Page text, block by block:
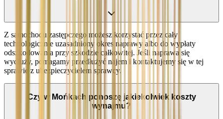
Z samochodu zastępczego możesz korzystać przez cały
technologicznie uzasadniony okres naprawy albo do wypłaty
odszkodowania przy szkodzie całkowitej. Jeśli naprawa się
wydłuży, pomagamy przedłużyć najem i kontaktujemy się w tej
sprawie z ubezpieczycielem sprawcy.
Czy w Mońkach ponoszę jakiekolwiek koszty
wynajmu?